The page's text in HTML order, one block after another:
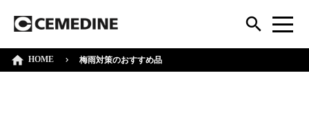
HOME 梅雨対策のおすすめ品